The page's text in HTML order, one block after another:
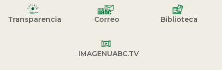
Transparencia Correo Biblioteca
IMAGENUABC.TV